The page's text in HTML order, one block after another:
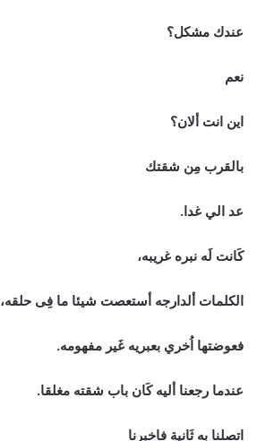
عندك مشكل؟
نعم
اين انت ألان؟
بالقرب مِن شقتك
عد الي غدا.
كَانت لَه نبره غريبه،
الكلمات ألدارجه أستعصت شيئا ما فِى حلقه،
فعوضتها اُخري بعبريه غَير مفهومه.
عندما رجعنا أليه كَان باب شقته مغلقا.
اتصلنا بِه ثَانية فاخبرنا